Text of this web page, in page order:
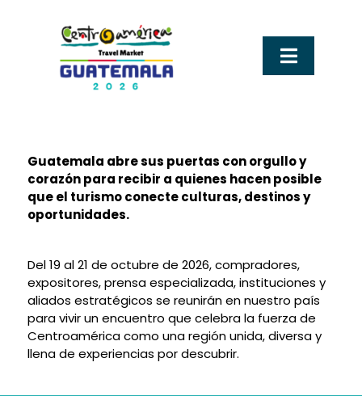
contenido
Alternar
Tu llegada a guatemala
Visit Guatemala
Experiencias que conectan
Hospedaje y recinto ferial
Guatemala abre sus puertas con orgullo y
corazón para recibir a quienes hacen posible
que el turismo conecte culturas, destinos y
oportunidades.
Del 19 al 21 de octubre de 2026, compradores,
expositores, prensa especializada, instituciones y
aliados estratégicos se reunirán en nuestro país
para vivir un encuentro que celebra la fuerza de
Centroamérica como una región unida, diversa y
llena de experiencias por descubrir.